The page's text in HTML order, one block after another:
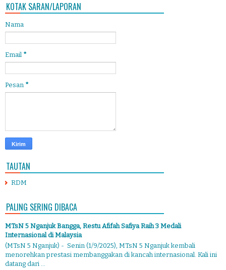
KOTAK SARAN/LAPORAN
Nama
Email *
Pesan *
TAUTAN
RDM
PALING SERING DIBACA
MTsN 5 Nganjuk Bangga, Restu Afifah Safiya Raih 3 Medali
Internasional di Malaysia
(MTsN 5 Nganjuk) - Senin (1/9/2025), MTsN 5 Nganjuk kembali
menorehkan prestasi membanggakan di kancah internasional. Kali ini
datang dari ...